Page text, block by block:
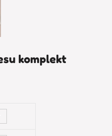
komplekt